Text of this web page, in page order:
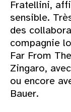
Fratellini,
sensible.
des
compagnie
Far From
Zingaro,
ou encore
Bauer.